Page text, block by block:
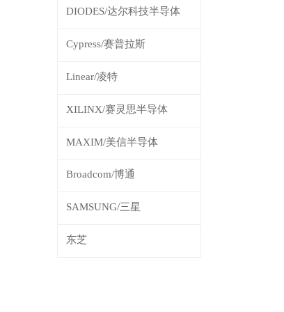
DIODES/达尔科技半导体
Cypress/赛普拉斯
Linear/凌特
XILINX/赛灵思半导体
MAXIM/美信半导体
Broadcom/博通
SAMSUNG/三星
东芝